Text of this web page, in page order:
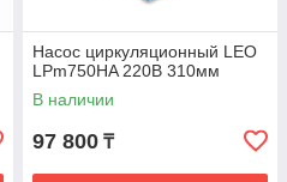
Насос циркуляционный LEO
LPm750HA 220В 310мм
В наличии
97 800 ₸